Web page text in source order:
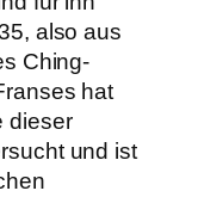
also aus
Ching-
hat
dieser
und ist